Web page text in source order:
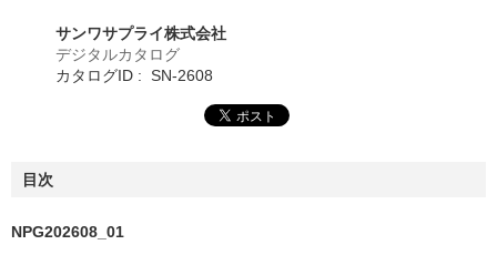
サンワサプライ株式会社
デジタルカタログ
カタログID : SN-2608
目次
NPG202608_01